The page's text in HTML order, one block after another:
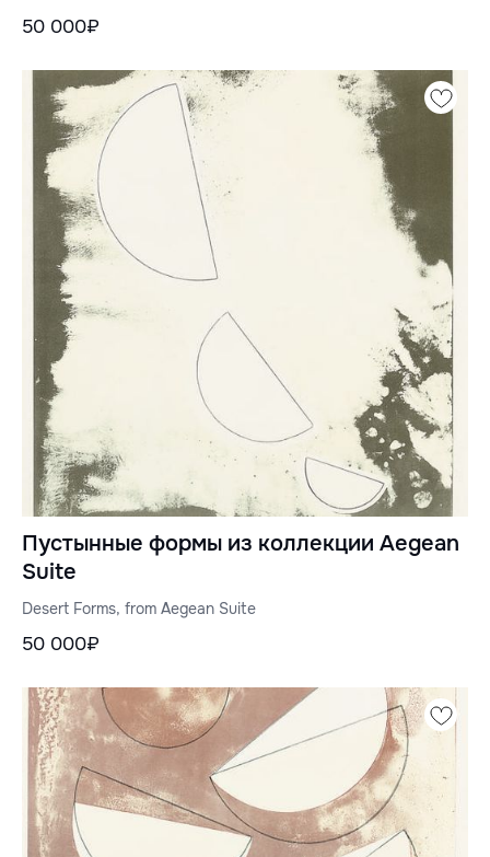
50 000₽
Пустынные формы из коллекции Aegean
Suite
Desert Forms, from Aegean Suite
50 000₽